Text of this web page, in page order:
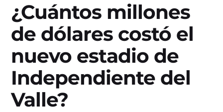
¿Cuántos millones
de dólares costó el
nuevo estadio de
Independiente del
Valle?